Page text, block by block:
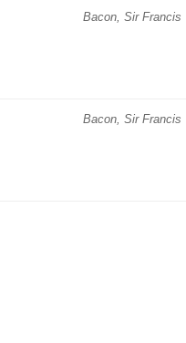
Bacon, Sir Francis
Bacon, Sir Francis